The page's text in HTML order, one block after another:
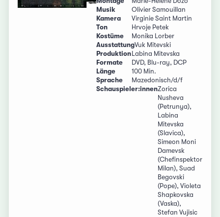
Musik
Olivier Samouillan
Kamera
Virginie Saint Martin
Ton
Hrvoje Petek
Kostüme
Monika Lorber
AusstattungVuk Mitevski
Produktion Labina Mitevska
Formate
DVD, Blu-ray, DCP
Länge
100 Min.
Sprache
Mazedonisch/d/f
Schauspieler:innenZorica
Nusheva
(Petrunya),
Labina
Mitevska
(Slavica),
Simeon Moni
Damevsk
(Chefinspektor
Milan), Suad
Begovski
(Pope), Violeta
Shapkovska
(Vaska),
Stefan Vujisic